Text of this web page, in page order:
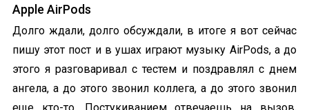
Apple AirPods
Долго ждали, долго обсуждали, в итоге я вот сейчас
пишу этот пост и в ушах играют музыку AirPods, а до
этого я разговаривал с тестем и поздравлял с днем
ангела, а до этого звонил коллега, а до этого звонил